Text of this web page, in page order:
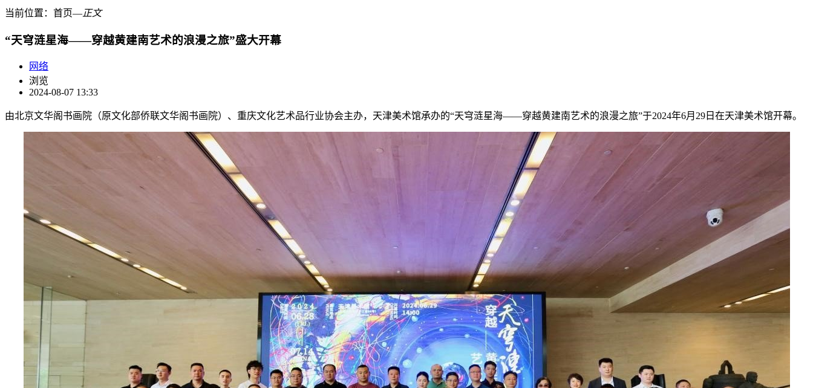
当前位置： 首页―正文
“天穹涟星海——穿越黄建南艺术的浪漫之旅”盛大开幕
网络
浏览
2024-08-07 13:33
由北京文华阁书画院（原文化部侨联文华阁书画院）、重庆文化艺术品行业协会主办，天津美术馆承办的“天穹涟星海——穿越黄建南艺术的浪漫之旅”于2024年6月29日在天津美术馆开幕。